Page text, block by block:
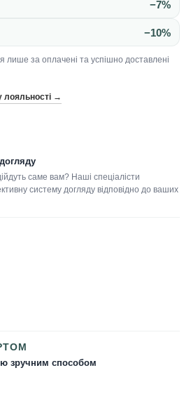
−7%
−10%
лише за оплачені та успішно доставлені
лояльності →
саме вам? Наші спеціалісти
систему догляду відповідно до ваших
зручним способом